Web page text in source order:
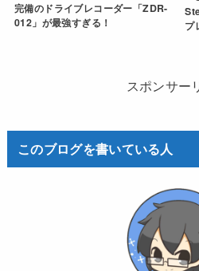
完備のドライブレコーダー「ZDR-
012」が最強すぎる！
プ
スポンサー
このブログを書いている人